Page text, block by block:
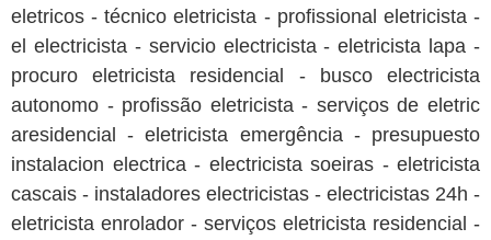
eletricos - técnico eletricista - profissional eletricista -
el electricista - servicio electricista - eletricista lapa -
procuro eletricista residencial - busco electricista
autonomo - profissão eletricista - serviços de eletric
aresidencial - eletricista emergência - presupuesto
instalacion electrica - electricista soeiras - eletricista
cascais - instaladores electricistas - electricistas 24h -
eletricista enrolador - serviços eletricista residencial -